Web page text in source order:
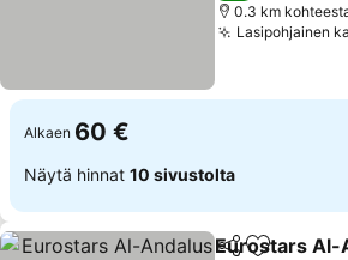
0.3 km
Lasipohjainen
Alkaen 60 €
Näytä hinnat 10 sivustolta
Eurostars Al-